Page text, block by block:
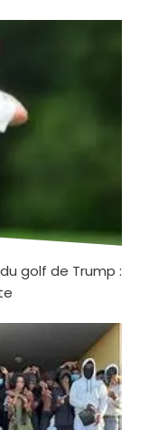
golf de Trump :